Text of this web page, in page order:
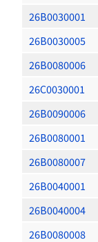
26B0030001
26B0030005
26B0080006
26C0030001
26B0090006
26B0080001
26B0080007
26B0040001
26B0040004
26B0080008